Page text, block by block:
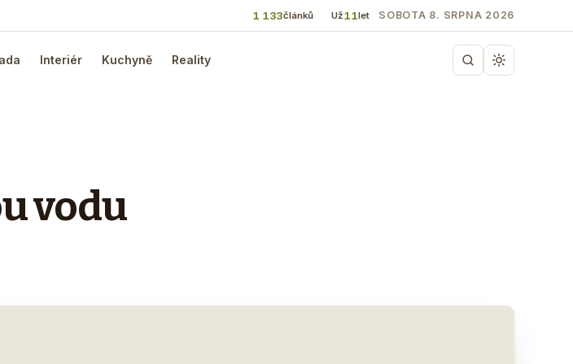
1 133článků Už11let SOBOTA 8. SRPNA 2026
Interiér Kuchyně Reality
vodu